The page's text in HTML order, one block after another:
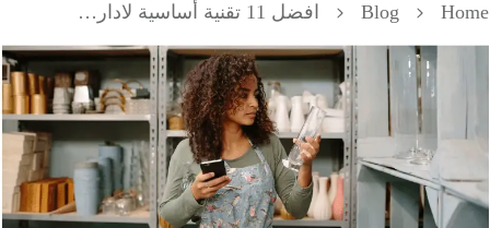
Blog افضل 11 تقنية أساسية لادارة المخزون والمشتريات لمتجر shopify